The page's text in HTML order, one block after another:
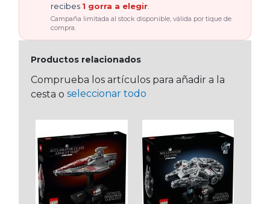
recibes 1 gorra a elegir
Campaña limitada al stock disponible, válida por tique de
compra.
Productos relacionados
Comprueba los artículos para añadir a la
cesta o seleccionar todo